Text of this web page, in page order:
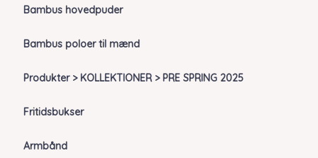
Bambus hovedpuder
Bambus poloer til mænd
Produkter > KOLLEKTIONER > PRE SPRING 2025
Fritidsbukser
Armbånd